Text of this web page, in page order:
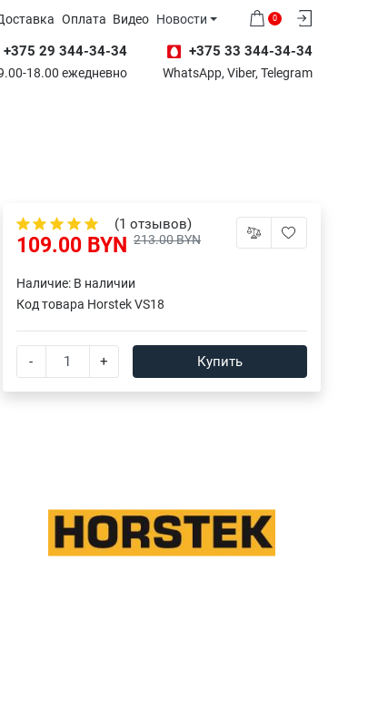
Оплата Видео Новости
+375 29 344-34-34
18.00 ежедневно
0
+375 33 344-34-34
WhatsApp, Viber, Telegram
(1 отзывов)
109.00 BYN 213.00 BYN
Наличие: В наличии
Код товара Horstek VS18
- + Купить